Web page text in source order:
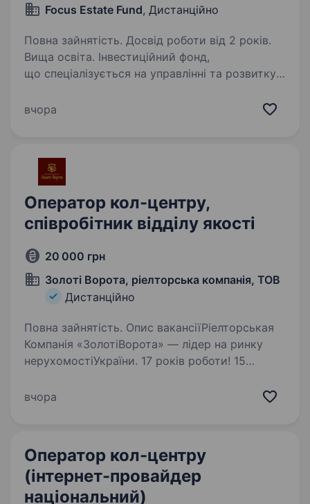
Focus Estate Fund, Дистанційно
Повна зайнятість. Досвід роботи від 2 років.
Вища освіта. Інвестиційний фонд,
що спеціалізується на управлінні та розвитку
з проєктами у кількох юрисдикціях
вчора
Оператор кол-центру,
співробітник відділу якості
20 000 грн
Золоті Ворота, ріелторська компанія, ТОВ
Дистанційно
Повна зайнятість. Опис вакансіїРіелторськая
Компанія «ЗолотіВорота» — лідер на ринку
нерухомостіУкраїни. 17 років роботи! 15
100 співробітників! Сучасна компанія,
вчора
Оператор кол-центру
(інтернет-провайдер
національний)